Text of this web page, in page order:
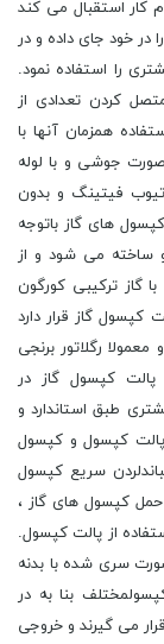
کار استقبال می کند
خود جای داده و در
را استفاده نمود.
کردن تعدادی از
همزمان آنها با
جوشی و با لوله
فیتینگ و بدون
های گاز باتوجه
ساخته می شود و از
ترکیبی کورگون
گاز قرار دارد
رگلاتور برنجی
پالت کپسول گاز در
طبق استاندارد و
کپسول و کپسول
سریع کپسول
حمل کپسول های گاز ،
از پالت کپسول.
سری شده با بدنه
بنا به در
می گیرند و خروجی